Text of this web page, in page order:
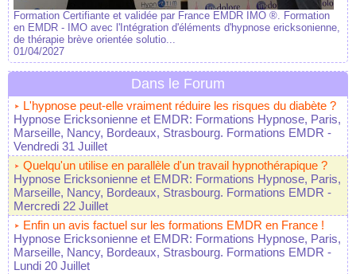
Formation Certifiante et validée par France EMDR IMO ®. Formation
en EMDR - IMO avec l'Intégration d'éléments d'hypnose ericksonienne,
de thérapie brève orientée solutio...
01/04/2027
Dans le Forum
L'hypnose peut-elle vraiment réduire les risques du diabète ?
Hypnose Ericksonienne et EMDR: Formations Hypnose, Paris,
Marseille, Nancy, Bordeaux, Strasbourg. Formations EMDR -
Vendredi 31 Juillet
Quelqu'un utilise en parallèle d'un travail hypnothérapique ?
Hypnose Ericksonienne et EMDR: Formations Hypnose, Paris,
Marseille, Nancy, Bordeaux, Strasbourg. Formations EMDR -
Mercredi 22 Juillet
Enfin un avis factuel sur les formations EMDR en France !
Hypnose Ericksonienne et EMDR: Formations Hypnose, Paris,
Marseille, Nancy, Bordeaux, Strasbourg. Formations EMDR -
Lundi 20 Juillet